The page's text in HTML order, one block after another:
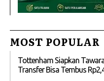
MOST POPULAR
Tottenham Siapkan
Transfer Bisa Tembus